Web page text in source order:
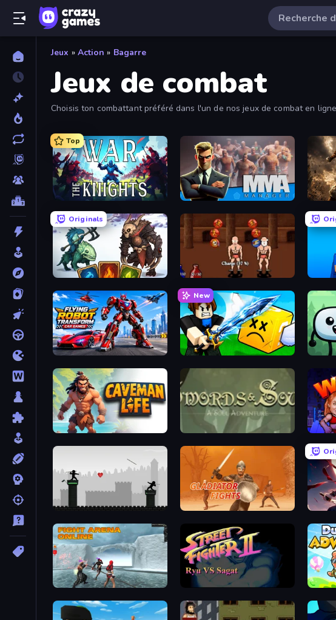
Jeux » Action » Bagarre
Jeux de combat
Choisis ton combattant préféré dans l'un de nos jeux de combat en
Top
War the Knights MMA Manager 2 Runic
Originals
Dark Stones: Card Battle RPG Swords and Sandals 2
Flying Robot Transform Car Games
New
Merge
Caveman Life Swords & Souls
Javelin Fighting Gladiator Fights
Fight Arena Online Street Fighter 2 Duck